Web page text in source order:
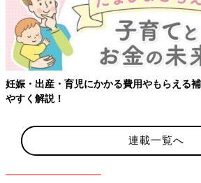
妊娠・出産・育児にかかる費用やもらえる
やすく解説！
連載一覧へ